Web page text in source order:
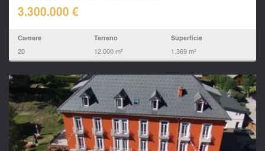
3.300.000 €
Camere
20
Terreno
12.000 m²
Superficie
1.369 m²